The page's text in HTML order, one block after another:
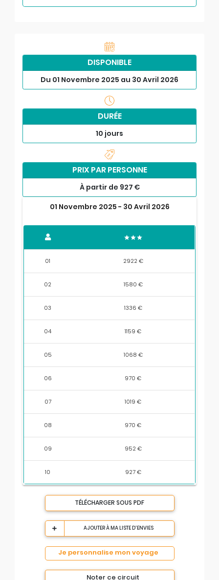
DISPONIBLE
Du 01 Novembre 2025 au 30 Avril 2026
DURÉE
10 jours
PRIX PAR PERSONNE
À partir de 927 €
01 Novembre 2025 - 30 Avril 2026
01 2922 €
02 1580 €
03 1336 €
04 1159 €
05 1068 €
06 970 €
07 1019 €
08 970 €
09 952 €
10 927 €
TÉLÉCHARGER SOUS PDF
AJOUTER À MA LISTE D'ENVIES
Je personnalise mon voyage
Noter ce circuit